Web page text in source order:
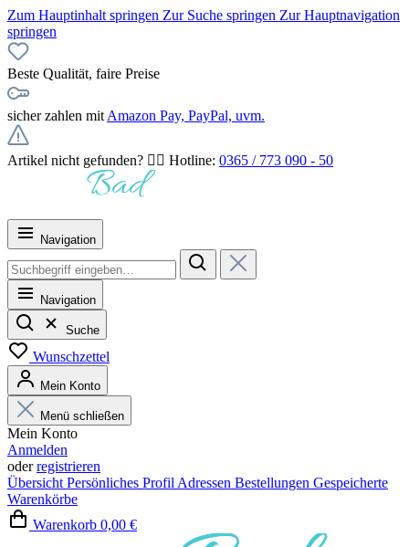
Zum Hauptinhalt springen Zur Suche springen Zur Hauptnavigation
springen
Beste Qualität, faire Preise
sicher zahlen mit Amazon Pay, PayPal, uvm.
Artikel nicht gefunden? 👉🏻 Hotline: 0365 / 773 090 - 50
Navigation
Navigation
Suche
Wunschzettel
Mein Konto
Menü schließen
Mein Konto
Anmelden
oderregistrieren
Übersicht Persönliches Profil Adressen Bestellungen Gespeicherte
Warenkörbe
Warenkorb 0,00 €